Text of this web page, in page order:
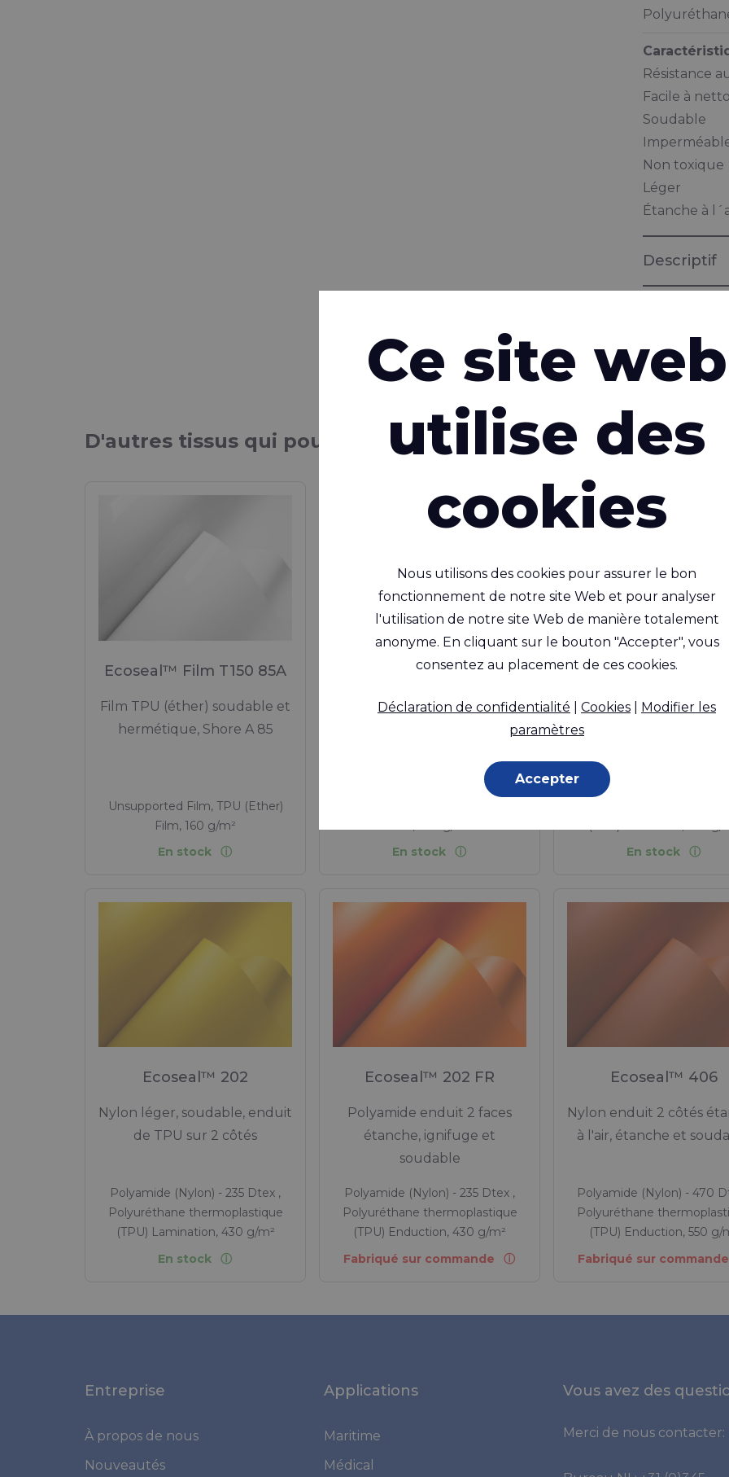
Résistance
Facile à
Soudable
Non toxique
Léger
Étanche à
Descriptif
Brochure
Brochure
Tissus
Brochure
Tissus pour
individuelle
D'autres tissus qui pourraient vous intéresser
Ecoseal™ Film T150 85A
Film TPU (éther) soudable et
hermétique, Shore A 85
Unsupported Film, TPU (Ether)
Film, 160 g/m²
En stock
Ecoseal™ Film T400 87A
En stock
Ecoseal™ 70 LW
Tissu polyamide léger,
Polyamide (Nylon) - 78
En stock
Ecoseal™ 202
Nylon léger, soudable, enduit
de TPU sur 2 côtés
Polyamide (Nylon) - 235 Dtex ,
Polyuréthane thermoplastique
(TPU) Lamination, 430 g/m²
En stock
Ecoseal™ 202 FR
Polyamide enduit 2 faces
étanche, ignifuge et
soudable
Polyamide (Nylon) - 235 Dtex ,
Polyuréthane thermoplastique
(TPU) Enduction, 430 g/m²
Fabriqué sur commande
Ecoseal™ 406
Nylon enduit 2 côtés
à l'air, étanche et
Polyamide (Nylon) - 470
Polyuréthane
(TPU) Enduction, 550 g/
Fabriqué sur commande
Entreprise
À propos de nous
Nouveautés
Applications
Maritime
Médical
Vous avez des
Merci de nous contacter:
Ce site web
utilise des
cookies
Nous utilisons des cookies pour assurer le bon
fonctionnement de notre site Web et pour analyser
l'utilisation de notre site Web de manière totalement
anonyme. En cliquant sur le bouton "Accepter", vous
consentez au placement de ces cookies.
Déclaration de confidentialité Cookies
Modifier les
paramètres
Accepter